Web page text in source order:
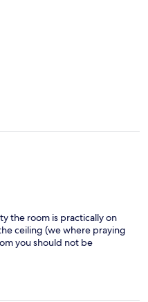
the room is practically on
ceiling (we where praying
you should not be